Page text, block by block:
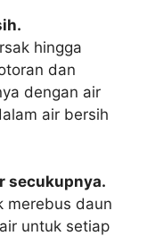
hingga
dan
dengan air
air bersih
secukupnya.
merebus daun
untuk setiap